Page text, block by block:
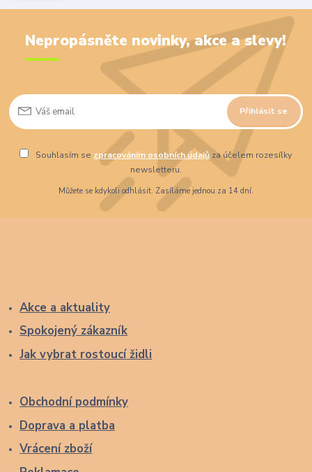
Nepropásněte novinky, akce a slevy!
Přihlásit se
Souhlasím se zpracováním osobních údajů za účelem rozesílky
newsletteru.
Můžete se kdykoli odhlásit. Zasíláme jednou za 14 dní.
Akce a aktuality
Spokojený zákazník
Jak vybrat rostoucí židli
Obchodní podmínky
Doprava a platba
Vrácení zboží